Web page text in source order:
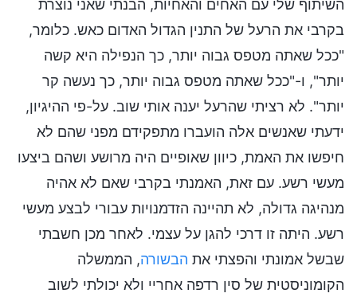
השיתוף שלי עם האחים והאחיות, הבנתי שאני נוצרת
בקרבי את הרעל של התנין הגדול האדום כאש. כלומר,
"ככל שאתה מטפס גבוה יותר, כך הנפילה היא קשה
יותר", ו-"ככל שאתה מטפס גבוה יותר, כך נעשה קר
יותר". לא רציתי שהרעל יענה אותי שוב. על-פי ההיגיון,
ידעתי שאנשים אלה הועברו מתפקידם מפני שהם לא
חיפשו את האמת, כיוון שאופיים היה מרושע ושהם ביצעו
מעשי רשע. עם זאת, האמנתי בקרבי שאם לא אהיה
מנהיגה גדולה, לא תהיינה הזדמנויות עבורי לבצע מעשי
רשע. היתה זו דרכי להגן על עצמי. לאחר מכן חשבתי
שבשל אמונתי והפצתי את הבשורה, הממשלה
הקומוניסטית של סין רדפה אחריי ולא יכולתי לשוב